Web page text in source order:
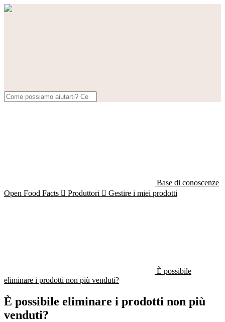
Base di conoscenze
Open Food Facts  Produttori  Gestire i miei prodotti
È possibile
eliminare i prodotti non più venduti?
È possibile eliminare i prodotti non più
venduti?